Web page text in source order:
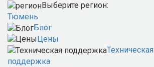
Выберите регион:
Тюмень
Блог
Цены
Техническая
поддержка